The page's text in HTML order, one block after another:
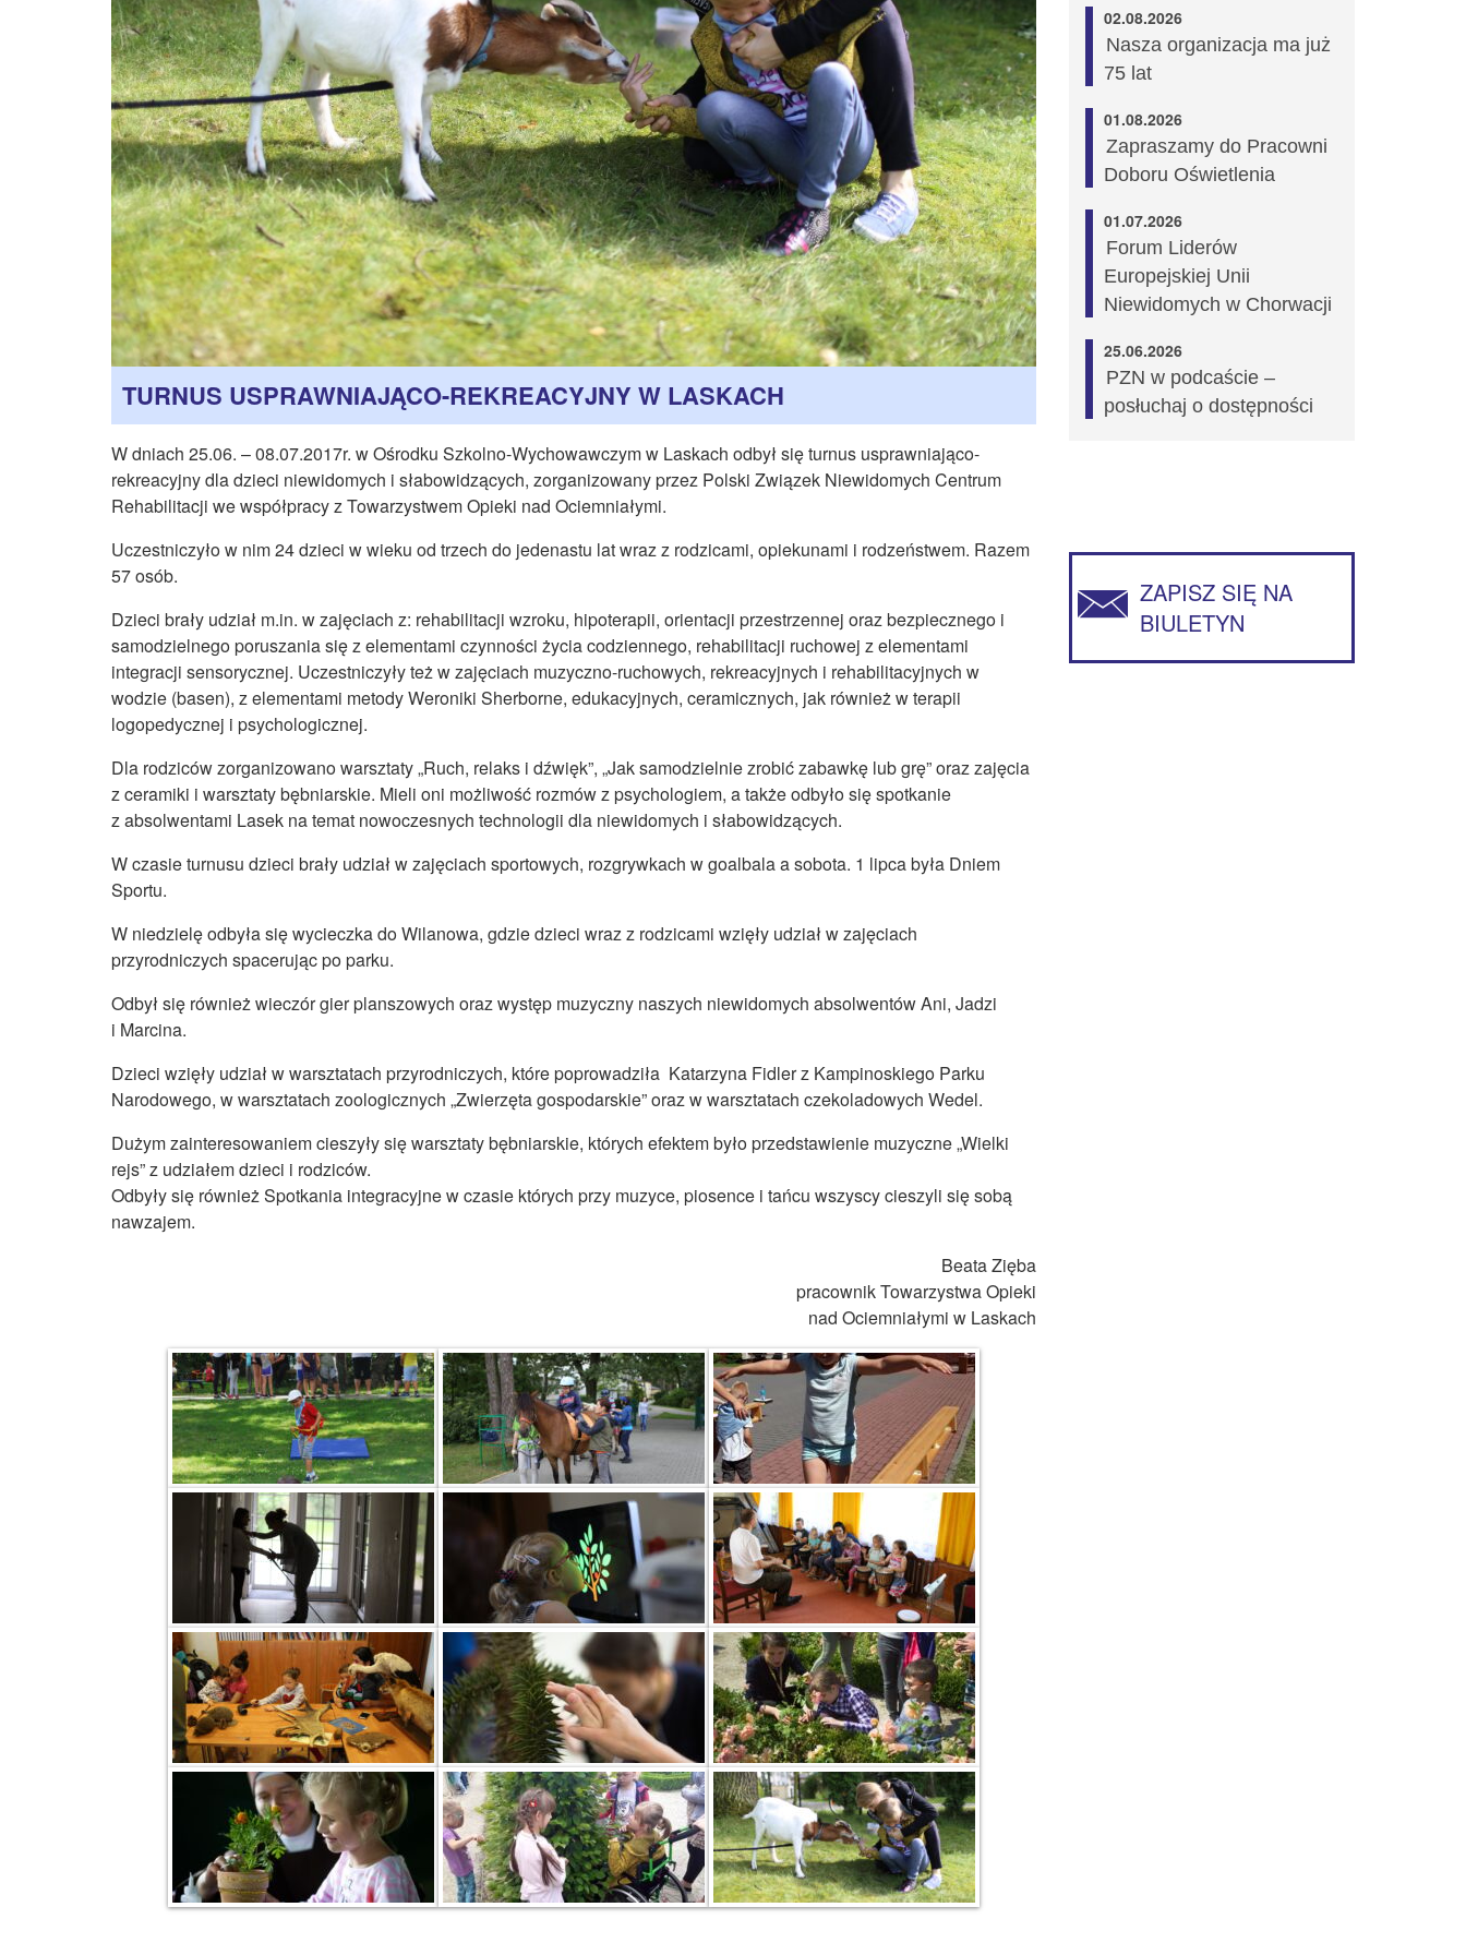
TURNUS USPRAWNIAJĄCO-REKREACYJNY W LASKACH
W dniach 25.06. – 08.07.2017r. w Ośrodku Szkolno-Wychowawczym w Laskach odbył się turnus usprawniająco-
rekreacyjny dla dzieci niewidomych i słabowidzących, zorganizowany przez Polski Związek Niewidomych Centrum
Rehabilitacji we współpracy z Towarzystwem Opieki nad Ociemniałymi.
Uczestniczyło w nim 24 dzieci w wieku od trzech do jedenastu lat wraz z rodzicami, opiekunami i rodzeństwem. Razem
57 osób.
Dzieci brały udział m.in. w zajęciach z: rehabilitacji wzroku, hipoterapii, orientacji przestrzennej oraz bezpiecznego i
samodzielnego poruszania się z elementami czynności życia codziennego, rehabilitacji ruchowej z elementami
integracji sensorycznej. Uczestniczyły też w zajęciach muzyczno-ruchowych, rekreacyjnych i rehabilitacyjnych w
wodzie (basen), z elementami metody Weroniki Sherborne, edukacyjnych, ceramicznych, jak również w terapii
logopedycznej i psychologicznej.
Dla rodziców zorganizowano warsztaty „Ruch, relaks i dźwięk”, „Jak samodzielnie zrobić zabawkę lub grę” oraz zajęcia
z ceramiki i warsztaty bębniarskie. Mieli oni możliwość rozmów z psychologiem, a także odbyło się spotkanie
z absolwentami Lasek na temat nowoczesnych technologii dla niewidomych i słabowidzących.
W czasie turnusu dzieci brały udział w zajęciach sportowych, rozgrywkach w goalbala a sobota. 1 lipca była Dniem
Sportu.
W niedzielę odbyła się wycieczka do Wilanowa, gdzie dzieci wraz z rodzicami wzięły udział w zajęciach
przyrodniczych spacerując po parku.
Odbył się również wieczór gier planszowych oraz występ muzyczny naszych niewidomych absolwentów Ani, Jadzi
i Marcina.
Dzieci wzięły udział w warsztatach przyrodniczych, które poprowadziła Katarzyna Fidler z Kampinoskiego Parku
Narodowego, w warsztatach zoologicznych „Zwierzęta gospodarskie” oraz w warsztatach czekoladowych Wedel.
Dużym zainteresowaniem cieszyły się warsztaty bębniarskie, których efektem było przedstawienie muzyczne „Wielki
rejs” z udziałem dzieci i rodziców.
Odbyły się również Spotkania integracyjne w czasie których przy muzyce, piosence i tańcu wszyscy cieszyli się sobą
nawzajem.
Beata Zięba
pracownik Towarzystwa Opieki
nad Ociemniałymi w Laskach
02.08.2026
Nasza organizacja ma już
75 lat
01.08.2026
Zapraszamy do Pracowni
Doboru Oświetlenia
01.07.2026
Forum Liderów
Europejskiej Unii
Niewidomych w Chorwacji
25.06.2026
PZN w podcaście –
posłuchaj o dostępności
ZAPISZ SIĘ NA
BIULETYN